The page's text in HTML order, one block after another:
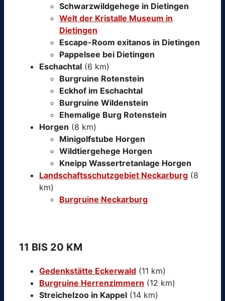
Schwarzwildgehege in Dietingen
Welt der Kristalle Museum in
Dietingen
Escape-Room exitanos in Dietingen
Pappelsee bei Dietingen
Eschachtal (6 km)
Burgruine Rotenstein
Eckhof im Eschachtal
Burgruine Wildenstein
Ehemalige Burg Rotenstein
Horgen (8 km)
Minigolfstube Horgen
Wildtiergehege Horgen
Kneipp Wassertretanlage Horgen
Landschaftsschutzgebiet Neckarburg (8
km)
Burgruine Neckarburg
11 BIS 20 KM
Gedenkstätte Eckerwald (11 km)
Burgruine Herrenzimmern (12 km)
Streichelzoo in Kappel (14 km)